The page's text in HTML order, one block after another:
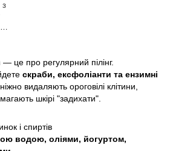
з
це про регулярний пілінг.
скраби, ексфоліанти та ензимні
видаляють ороговілі клітини,
шкірі "задихати".
і спиртів
водою, оліями, йогуртом,